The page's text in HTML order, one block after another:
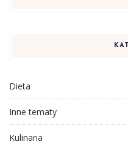
Dieta
Inne tematy
Kulinaria